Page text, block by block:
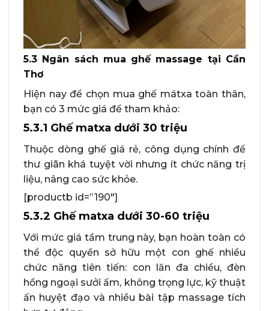
5.3 Ngân sách mua ghế massage tại Cần
Thơ
Hiện nay để chọn mua ghế mátxa toàn thân,
bạn có 3 mức giá để tham khảo:
5.3.1 Ghế matxa dưới 30 triệu
Thuộc dòng ghế giá rẻ, công dụng chính để
thư giãn khá tuyệt vời nhưng ít chức năng trị
liệu, nâng cao sức khỏe.
[productb id=”190″]
5.3.2 Ghế matxa dưới 30-60 triệu
Với mức giá tầm trung này, bạn hoàn toàn có
thể độc quyền sở hữu một con ghế nhiều
chức năng tiên tiến: con lăn đa chiều, đèn
hồng ngoại sưởi ấm, không trọng lực, kỹ thuật
ấn huyệt đạo và nhiều bài tập massage tích